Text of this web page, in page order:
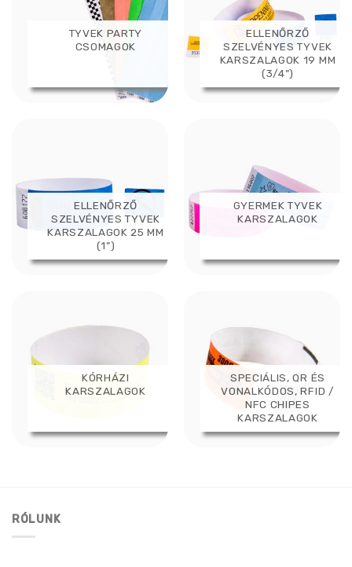
TYVEK PARTY
CSOMAGOK
ELLENŐRZŐ
SZELVÉNYES TYVEK
KARSZALAGOK 19 MM
(3/4”)
ELLENŐRZŐ
SZELVÉNYES TYVEK
KARSZALAGOK 25 MM
(1”)
GYERMEK TYVEK
KARSZALAGOK
KÓRHÁZI
KARSZALAGOK
SPECIÁLIS, QR ÉS
VONALKÓDOS, RFID /
NFC CHIPES
KARSZALAGOK
RÓLUNK